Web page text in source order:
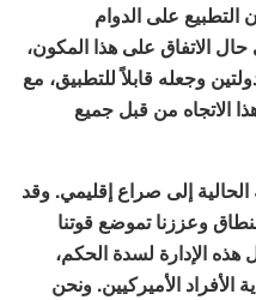
التطبيع على الدوام
الاتفاق على هذا المكون،
وجعله قابلاً للتطبيق، مع
الاتجاه من قبل جميع
إلى صراع إقليمي. وقد
وعززنا تموضع قوتنا
الإدارة لسدة الحكم،
الأميركيين. ونحن